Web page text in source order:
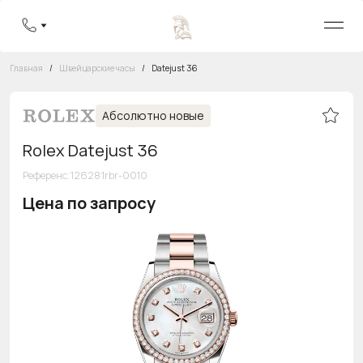
Бесплатная горячая линия8 800 555-95-99
Главная / Швейцарские часы / Datejust 36
Абсолютно новые
Rolex Datejust 36
Референс:126281rbr-0010
Цена по запросу